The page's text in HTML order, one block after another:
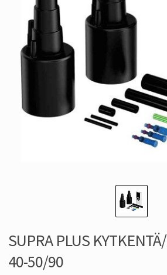
SUPRA PLUS
40-50/90